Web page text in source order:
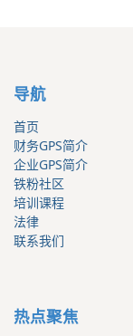
导航
首页
财务GPS简介
企业GPS简介
铁粉社区
培训课程
法律
联系我们
热点聚焦